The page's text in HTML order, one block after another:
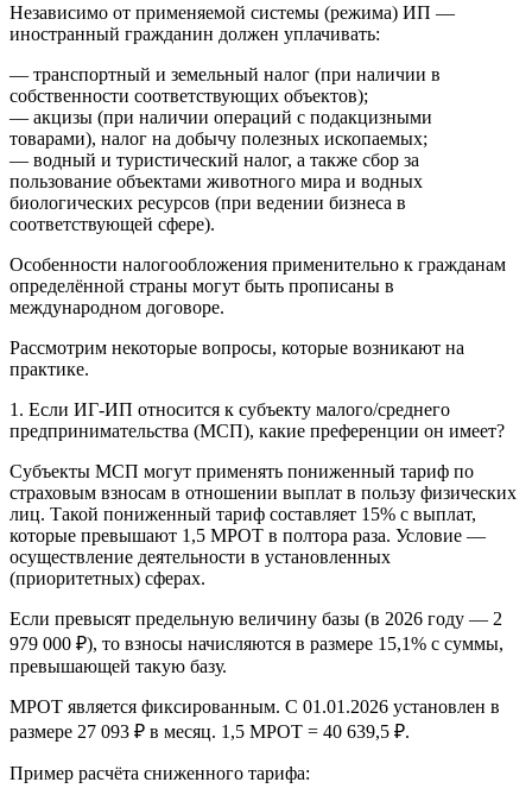
Независимо от применяемой системы (режима) ИП —
иностранный гражданин должен уплачивать:
— транспортный и земельный налог (при наличии в
собственности соответствующих объектов);
— акцизы (при наличии операций с подакцизными
товарами), налог на добычу полезных ископаемых;
— водный и туристический налог, а также сбор за
пользование объектами животного мира и водных
биологических ресурсов (при ведении бизнеса в
соответствующей сфере).
Особенности налогообложения применительно к гражданам
определённой страны могут быть прописаны в
международном договоре.
Рассмотрим некоторые вопросы, которые возникают на
практике.
1. Если ИГ-ИП относится к субъекту малого/среднего
предпринимательства (МСП), какие преференции он имеет?
Субъекты МСП могут применять пониженный тариф по
страховым взносам в отношении выплат в пользу физических
лиц. Такой пониженный тариф составляет 15% с выплат,
которые превышают 1,5 МРОТ в полтора раза. Условие —
осуществление деятельности в установленных
(приоритетных) сферах.
Если превысят предельную величину базы (в 2026 году — 2
979 000 ₽), то взносы начисляются в размере 15,1% с суммы,
превышающей такую базу.
МРОТ является фиксированным. С 01.01.2026 установлен в
размере 27 093 ₽ в месяц. 1,5 МРОТ = 40 639,5 ₽.
Пример расчёта сниженного тарифа: